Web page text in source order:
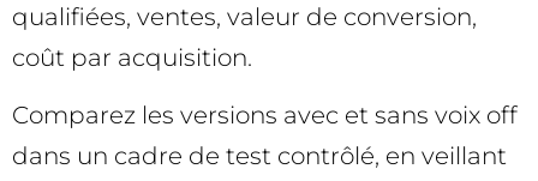
qualifiées, ventes, valeur de conversion,
coût par acquisition.
Comparez les versions avec et sans voix off
dans un cadre de test contrôlé, en veillant